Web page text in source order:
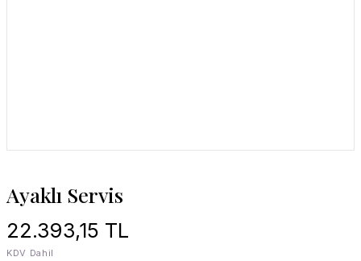
Ayaklı Servis
22.393,15 TL
KDV Dahil